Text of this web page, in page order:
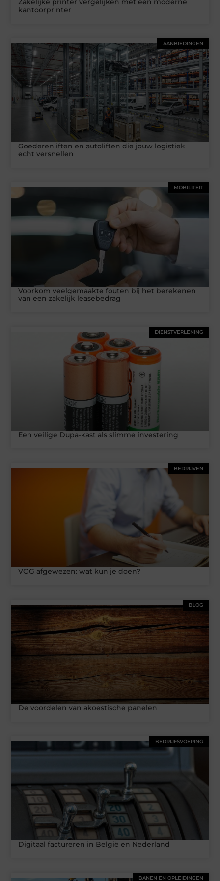
kantoorprinter
AANBIEDINGEN
Goederenliften en autoliften die jouw logistiek
echt versnellen
MOBILITEIT
Voorkom veelgemaakte fouten bij het berekenen
van een zakelijk leasebedrag
DIENSTVERLENING
Een veilige Dupa-kast als slimme investering
BEDRIJVEN
VOG afgewezen: wat kun je doen?
BLOG
De voordelen van akoestische panelen
BEDRIJFSVOERING
Digitaal factureren in België en Nederland
BANEN EN OPLEIDINGEN